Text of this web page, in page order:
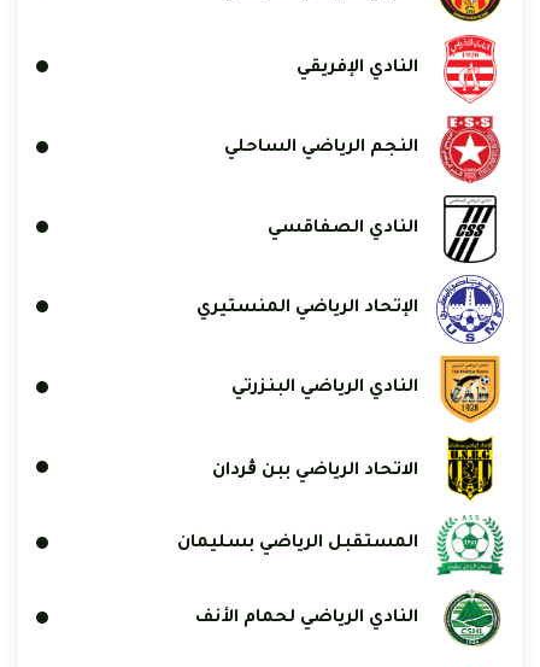
النادي الإفريقي
النجم الرياضي الساحلي
النادي الصفاقسي
الإتحاد الرياضي المنستيري
النادي الرياضي البنزرتي
الاتحاد الرياضي ببن ڨردان
المستقبل الرياضي بسليمان
النادي الرياضي لحمام الأنف